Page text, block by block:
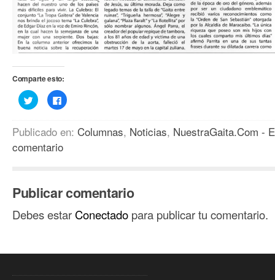
Comparte esto:
Haz
clic
en
Twitter
abre
Haz
clic
Facebook
abre
Publicado en: Columnas, Noticias, NuestraGaita.Com -
comentario
Publicar comentario
Debes estar Conectado para publicar tu comentario.